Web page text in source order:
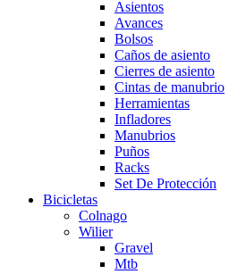
Asientos
Avances
Bolsos
Caños de asiento
Cierres de asiento
Cintas de manubrio
Herramientas
Infladores
Manubrios
Puños
Racks
Set De Protección
Bicicletas
Colnago
Wilier
Gravel
Mtb